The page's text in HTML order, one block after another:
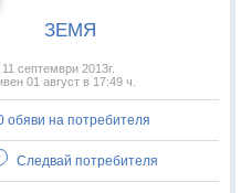
ЗЕМЯ
септември 2013г.
01 август в 17:49 ч.
обяви на потребителя
Следвай потребителя